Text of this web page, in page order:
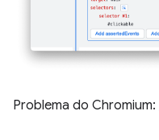
Problema do Chromium: